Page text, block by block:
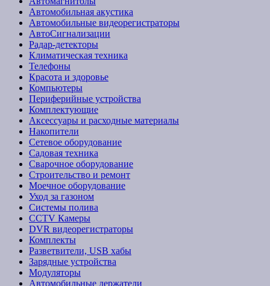
Автомобильная акустика
Автомобильные видеорегистраторы
АвтоСигнализации
Радар-детекторы
Климатическая техника
Телефоны
Красота и здоровье
Компьютеры
Периферийные устройства
Комплектующие
Аксессуары и расходные материалы
Накопители
Сетевое оборудование
Садовая техника
Сварочное оборудование
Строительство и ремонт
Моечное оборудование
Уход за газоном
Системы полива
CCTV Камеры
DVR видеорегистраторы
Комплекты
Разветвители, USB хабы
Зарядные устройства
Модуляторы
Автомобильные держатели